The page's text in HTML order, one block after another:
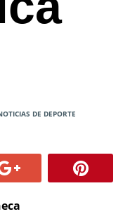
DE DEPORTE